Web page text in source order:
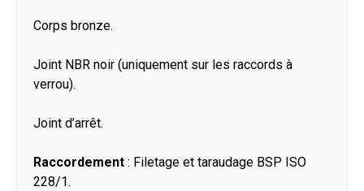
Corps bronze.
Joint NBR noir (uniquement sur les raccords à
verrou).
Joint d’arrêt.
Raccordement : Filetage et taraudage BSP ISO
228/1.